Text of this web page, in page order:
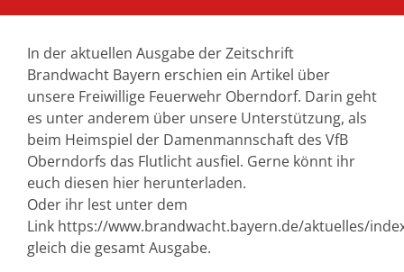
In der aktuellen Ausgabe der Zeitschrift
Brandwacht Bayern erschien ein Artikel über
unsere Freiwillige Feuerwehr Oberndorf. Darin geht
es unter anderem über unsere Unterstützung, als
beim Heimspiel der Damenmannschaft des VfB
Oberndorfs das Flutlicht ausfiel. Gerne könnt ihr
euch diesen hier herunterladen.
Oder ihr lest unter dem
Link https://www.brandwacht.bayern.de/aktuelles/
gleich die gesamt Ausgabe.